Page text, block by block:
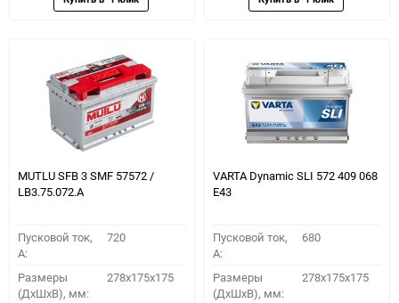
MUTLU SFB 3 SMF 57572 /
LB3.75.072.A
Пусковой ток,
A:
720
Размеры
(ДхШхВ), мм:
278x175x175
VARTA Dynamic SLI 572 409 068
E43
Пусковой ток,
A:
680
Размеры
(ДхШхВ), мм:
278x175x175